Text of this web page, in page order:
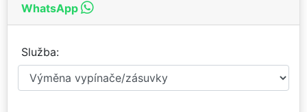
WhatsApp
Služba